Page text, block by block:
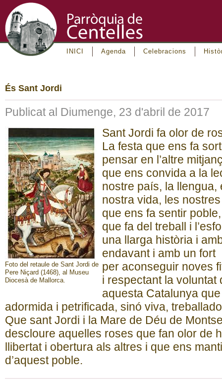
INICI Agenda Celebracions
És Sant Jordi
Publicat al Diumenge, 23 d'abril de 2017
Foto del retaule de Sant Jordi de
Pere Niçard (1468), al Museu
Diocesà de Mallorca.
Sant Jordi fa olor de
La festa que ens fa
pensar en l’altre
que ens convida a la
nostre país, la llengua,
nostra vida, les
que ens fa sentir
que fa del treball i
una llarga història i
endavant i amb un fort
per aconseguir noves
i respectant la voluntat
aquesta Catalunya
adormida i petrificada, sinó viva,
Que sant Jordi i la Mare de Déu de
descloure aquelles roses que fan olor de
llibertat i obertura als altres i que ens
d’aquest poble.